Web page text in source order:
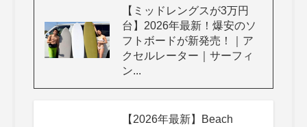
【ミッドレングスが3万円
台】2026年最新！爆安のソ
フトボードが新発売！｜ア
クセルレーター｜サーフィ
ン...
【2026年最新】Beach